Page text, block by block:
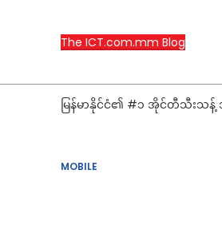
The ICT.com.mm Blog
မြန်မာနိုင်ငံ၏ #၁ အိုင်တီသီးသန့်
MOBILE